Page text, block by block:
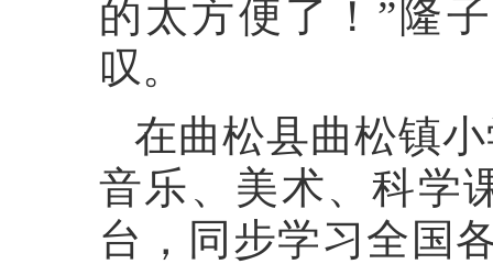
的太方便了！”隆
叹。
在曲松县曲松镇
音乐、美术、科学
台，同步学习全国